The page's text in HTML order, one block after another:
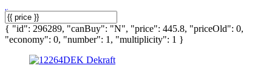
{ "id": 296289, "canBuy": "N", "price": 445.8, "priceOld": 0,
"economy": 0, "number": 1, "multiplicity": 1 }